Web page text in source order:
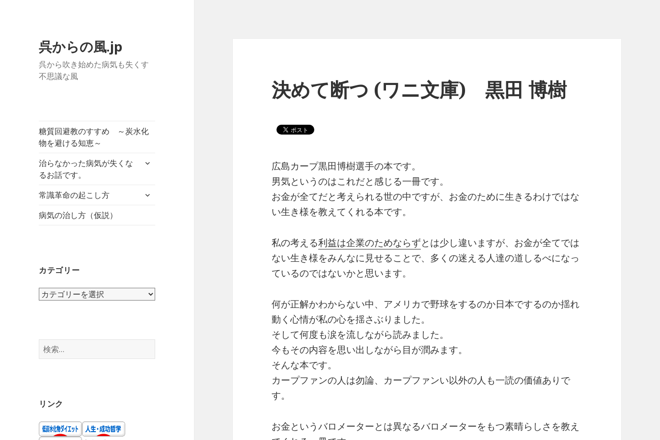
呉からの風.jp
呉から吹き始めた病気も失くす
不思議な風
糖質回避教のすすめ ～炭水化
物を避ける知恵～
治らなかった病気が失くな
るお話です。
サ
ニ
常識革命の起こし方
サ
病気の治し方（仮説）
カテゴリー
カ
ー
検
索:
リンク
決めて断つ (ワニ文庫) 黒田 博樹
広島カープ黒田博樹選手の本です。
男気というのはこれだと感じる一冊です。
お金が全てだと考えられる世の中ですが、お金のために生きるわけではな
い生き様を教えてくれる本です。
私の考える利益は企業のためならずとは少し違いますが、お金が全てでは
ない生き様をみんなに見せることで、多くの迷える人達の道しるべになっ
ているのではないかと思います。
何が正解かわからない中、アメリカで野球をするのか日本でするのか揺れ
動く心情が私の心を揺さぶりました。
そして何度も涙を流しながら読みました。
今もその内容を思い出しながら目が潤みます。
そんな本です。
カープファンの人は勿論、カープファンい以外の人も一読の価値ありで
す。
お金というバロメーターとは異なるバロメーターをもつ素晴らしさを教え